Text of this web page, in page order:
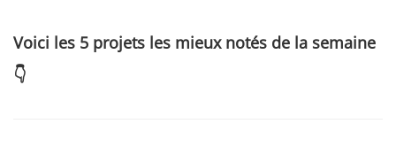
Voici les 5 projets les mieux notés de la semaine
👇